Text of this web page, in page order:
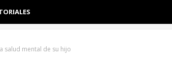
salud mental de su hijo